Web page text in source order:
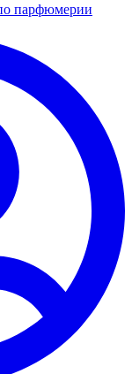
парфюмерии